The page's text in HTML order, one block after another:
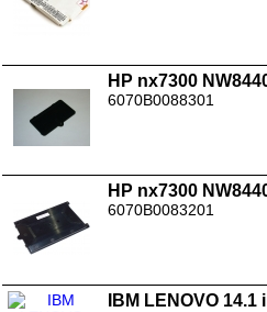
HP nx7300
6070B0088301
HP nx7300
6070B0083201
IBM LENOVO